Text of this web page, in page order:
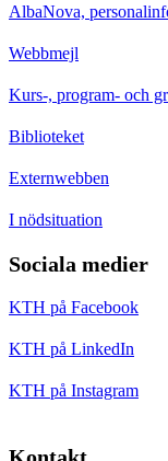
AlbaNova,
Webbmejl
Kurs-, program- och
Biblioteket
Externwebben
I nödsituation
Sociala medier
KTH på Facebook
KTH på LinkedIn
KTH på Instagram